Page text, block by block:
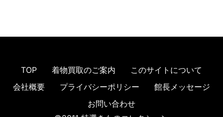
TOP 着物買取のご案内
このサイトについて
会社概要
プライバシーポリシー
館長メッセージ
お問い合わせ